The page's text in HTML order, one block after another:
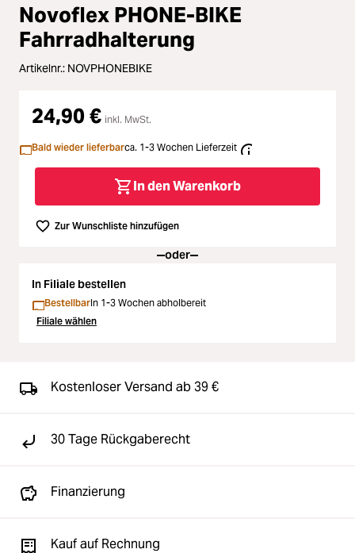
Licht & Studio
Ferngläser
Second Hand
SALE
Novoflex PHONE-BIKE
Fahrradhalterung
Artikelnr.: NOVPHONEBIKE
24,90 € inkl. MwSt.
Bald wieder lieferbarca. 1-3 Wochen Lieferzeit
In den Warenkorb
Zur Wunschliste hinzufügen
oder
In Filiale bestellen
BestellbarIn 1-3 Wochen abholbereit
Filiale wählen
Kostenloser Versand ab 39 €
30 Tage Rückgaberecht
Finanzierung
Kauf auf Rechnung